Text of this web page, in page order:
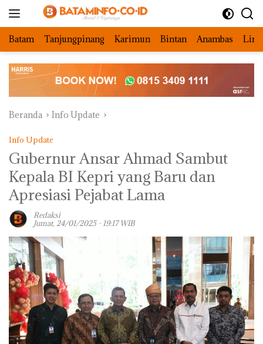
Batam Tanjungpinang Karimun Bintan Anambas
Beranda Info Update
Info Update
Gubernur Ansar Ahmad Sambut
Kepala BI Kepri yang Baru dan
Apresiasi Pejabat Lama
Redaksi
Jumat, 24/01/2025 - 19:17 WIB